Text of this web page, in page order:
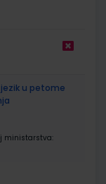
jezik u petome
ministarstva: